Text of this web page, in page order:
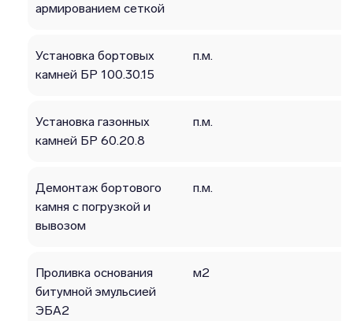
армированием сеткой
Установка бортовых
камней БР 100.30.15
п.м.
Установка газонных
камней БР 60.20.8
п.м.
Демонтаж бортового
камня с погрузкой и
вывозом
п.м.
Проливка основания
битумной эмульсией
ЭБА2
м2